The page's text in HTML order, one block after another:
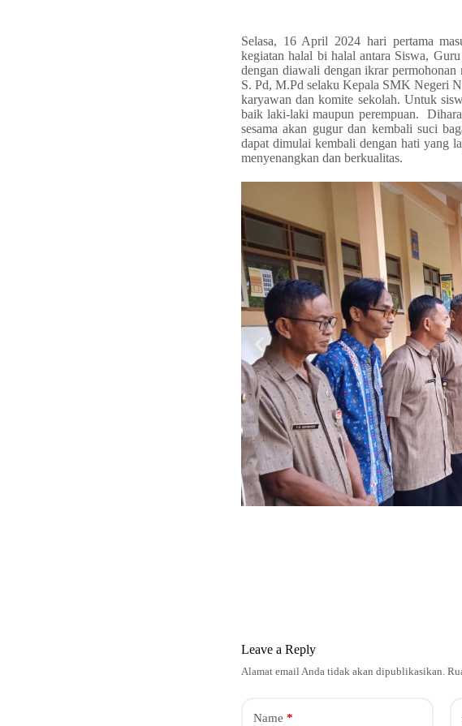
Selasa, 16 April 2024 hari pertama
kegiatan halal bi halal antara Siswa,
dengan diawali dengan ikrar
S. Pd, M.Pd selaku Kepala SMK Negeri
karyawan dan komite sekolah. Untuk
baik laki-laki maupun perempuan.
sesama akan gugur dan kembali suci
dapat dimulai kembali dengan hati yang
menyenangkan dan berkualitas.
Leave a Reply
Alamat email Anda tidak akan dipublikasikan.
Name *